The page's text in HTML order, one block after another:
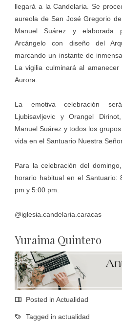
llegará a la Candelaria. Se
aureola de San José Gregorio
Manuel Suárez y elaborada
Arcángelo con diseño del
marcando un instante de
La vigilia culminará al
Aurora.
La emotiva celebración
Ljubisavljevic y Orangel
Manuel Suárez y todos los
vida en el Santuario Nuestra
Para la celebración del
horario habitual en el Santuario:
pm y 5:00 pm.
@iglesia.candelaria.caracas
Yuraima Quintero
Posted in Actualidad
Tagged in actualidad